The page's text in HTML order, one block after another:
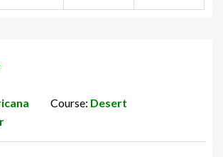
Course: Desert